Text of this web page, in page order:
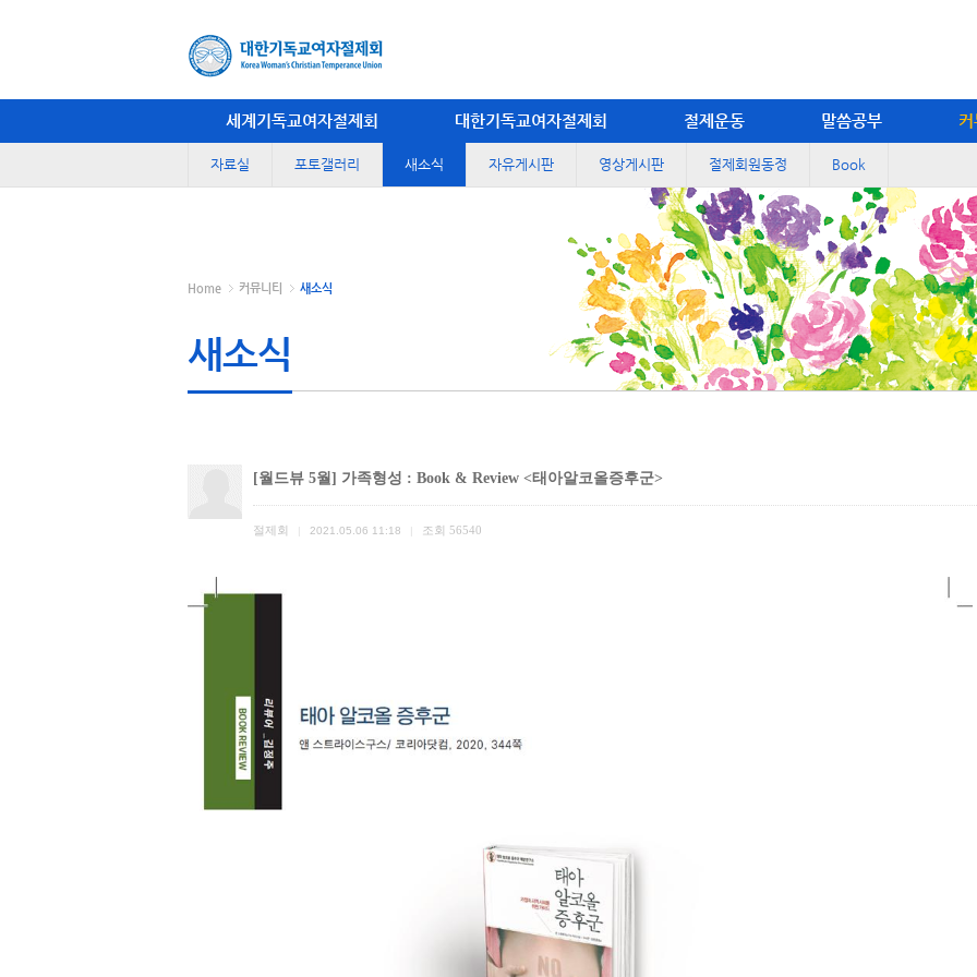
세계기독교여자절제회 대한기독교여자절제회 절제운동 말씀공부 커
자료실 포토갤러리 새소식 자유게시판 영상게시판 절제회원동정 Book
Home 커뮤니티 새소식
새소식
[월드뷰 5월] 가족형성 : Book & Review <태아알코올증후군>
절제회 2021.05.06 11:18 조회 56540